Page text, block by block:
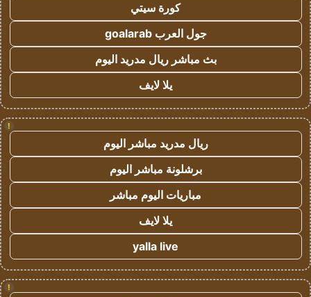
كورة سيتي
جول العرب goalarab
بث مباشر ريال مدريد اليوم
يلا لايف
!
ريال مدريد مباشر اليوم
برشلونة مباشر اليوم
مباريات اليوم مباشر
يلا لايف
yalla live
!